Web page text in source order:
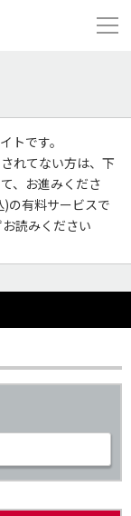
トです。
れてない方は、下
、お進みくださ
の有料サービスで
読みください